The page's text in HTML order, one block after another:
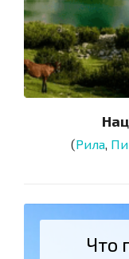
(Рила,
Что